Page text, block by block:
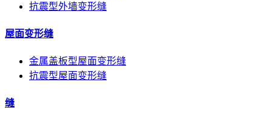
抗震型外墙变形缝
屋面变形缝
金属盖板型屋面变形缝
抗震型屋面变形缝
缝